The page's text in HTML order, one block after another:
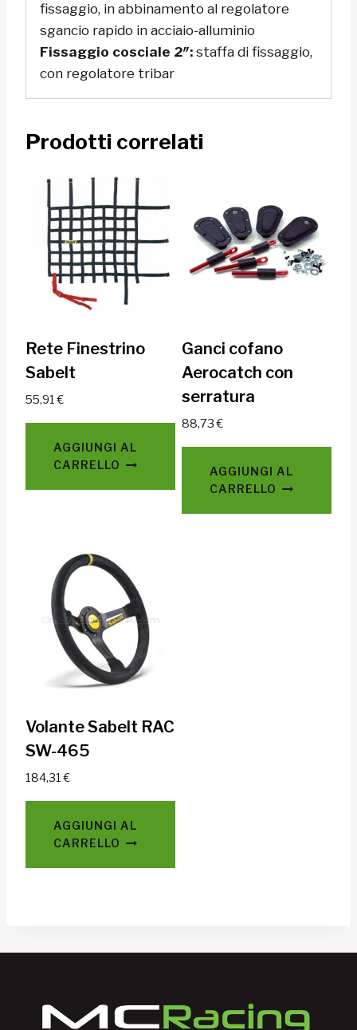
fissaggio, in abbinamento al regolatore
sgancio rapido in acciaio-alluminio
Fissaggio cosciale 2″: staffa di fissaggio,
con regolatore tribar
Prodotti correlati
Rete Finestrino
Sabelt
55,91€
AGGIUNGI AL
CARRELLO
Ganci cofano
Aerocatch con
serratura
88,73€
AGGIUNGI AL
CARRELLO
Volante Sabelt RAC
SW-465
184,31€
AGGIUNGI AL
CARRELLO